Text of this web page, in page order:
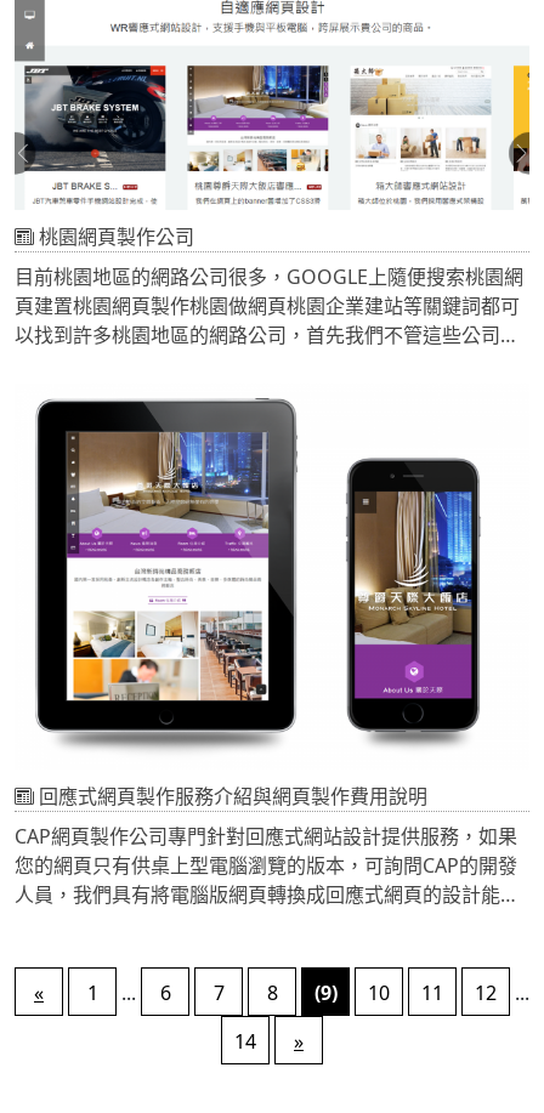
桃園網頁製作公司
目前桃園地區的網路公司很多，GOOGLE上隨便搜索桃園網
頁建置桃園網頁製作桃園做網頁桃園企業建站等關鍵詞都可
以找到許多桃園地區的網路公司，首先我們不管這些公司是
設計公司有沒有成功案例，但是我們首先應該明白一個問
題，那就是我們為什麼要做網頁？
回應式網頁製作服務介紹與網頁製作費用說明
CAP網頁製作公司專門針對回應式網站設計提供服務，如果
您的網頁只有供桌上型電腦瀏覽的版本，可詢問CAP的開發
人員，我們具有將電腦版網頁轉換成回應式網頁的設計能
« 1 ... 6 7 8 (9) 10 11 12
...
14
»